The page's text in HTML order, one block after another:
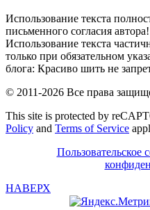
Использование текста
письменного согласия автора!
Использование текста
только при обязательном
блога: Красиво шить не
© 2011-2026 Все права
This site is protected by
Policy and Terms of Service
Пользовательское
НАВЕРХ